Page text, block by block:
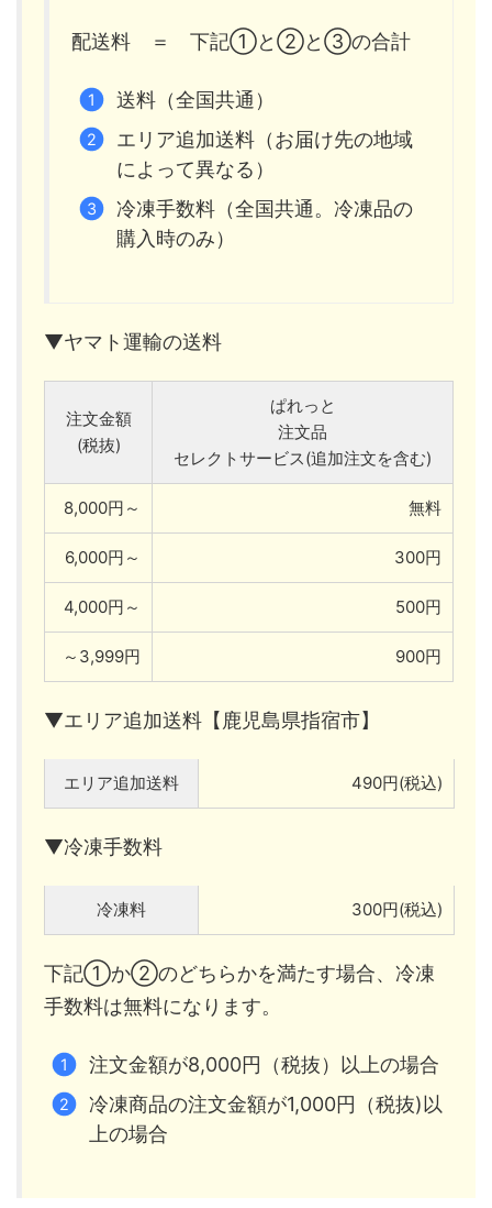
配送料 ＝ 下記①と②と③の合計
送料（全国共通）
エリア追加送料（お届け先の地域
によって異なる）
冷凍手数料（全国共通。冷凍品の
購入時のみ）
▼ヤマト運輸の送料
注文金額
(税抜)
ぱれっと
注文品
セレクトサービス(追加注文を含む)
8,000円～ 無料
6,000円～ 300円
4,000円～ 500円
～3,999円 900円
▼エリア追加送料【鹿児島県指宿市】
エリア追加送料 490円(税込)
▼冷凍手数料
冷凍料 300円(税込)
下記①か②のどちらかを満たす場合、冷凍
手数料は無料になります。
注文金額が8,000円（税抜）以上の場合
冷凍商品の注文金額が1,000円（税抜)以
上の場合